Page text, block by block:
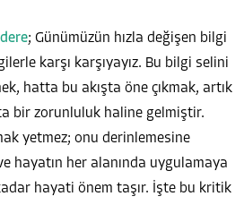
; Günümüzün hızla değişen bilgi
karşı karşıyayız. Bu bilgi selini
hatta bu akışta öne çıkmak, artık
bir zorunluluk haline gelmiştir.
yetmez; onu derinlemesine
hayatın her alanında uygulamaya
hayati önem taşır. İşte bu kritik